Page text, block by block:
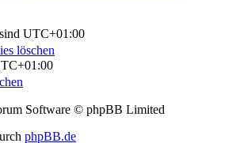
UTC+01:00
löschen
Software © phpBB Limited
phpBB.de